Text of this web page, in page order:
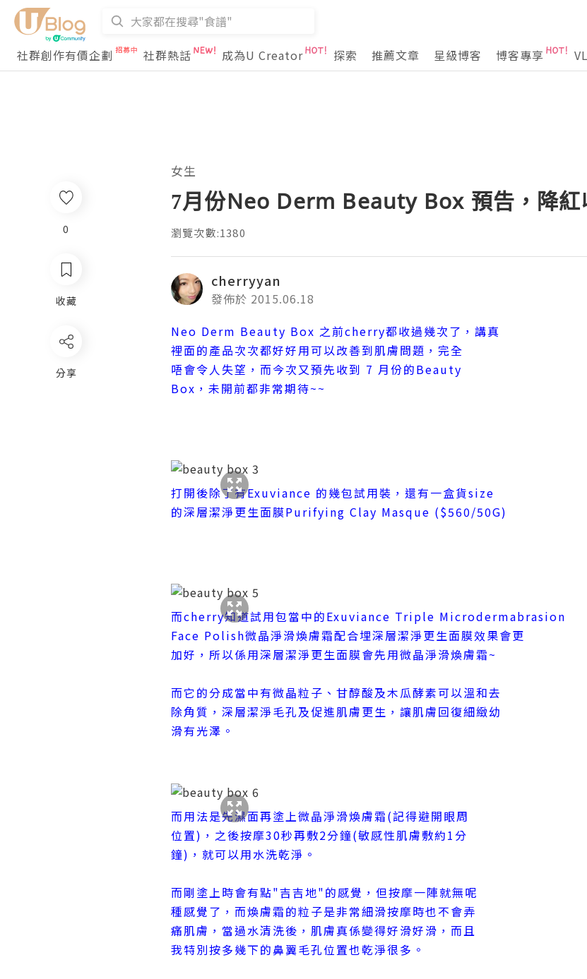
社群創作有價企劃
社群熱話 成為U Creator 探索 推薦文章 星級博客 博客專享
0
收藏
分享
女生
7月份Neo Derm Beauty Box 預告，降紅
瀏覽次數:1380
cherryyan
發佈於 2015.06.18
Neo Derm Beauty Box 之前cherry都收過幾次了，講真
裡面的產品次次都好好用可以改善到肌膚問題，完全
唔會令人失望，而今次又預先收到 7 月份的Beauty
Box，未開前都非常期待~~
打開後除了有Exuviance 的幾包試用裝，還有一盒貨size
的深層潔淨更生面膜Purifying Clay Masque ($560/50G)
而cherry知道試用包當中的Exuviance Triple Microdermabrasion
Face Polish微晶淨滑煥膚霜配合埋深層潔淨更生面膜效果會更
加好，所以係用深層潔淨更生面膜會先用微晶淨滑煥膚霜~
而它的分成當中有微晶粒子、甘醇酸及木瓜酵素可以溫和去
除角質，深層潔淨毛孔及促進肌膚更生，讓肌膚回復細緻幼
滑有光澤。
而用法是先濕面再塗上微晶淨滑煥膚霜(記得避開眼周
位置)，之後按摩30秒再敷2分鐘(敏感性肌膚敷約1分
鐘)，就可以用水洗乾淨。
而剛塗上時會有點"吉吉地"的感覺，但按摩一陣就無呢
種感覺了，而煥膚霜的粒子是非常細滑按摩時也不會弄
痛肌膚，當過水清洗後，肌膚真係變得好滑好滑，而且
我特別按多幾下的鼻翼毛孔位置也乾淨很多。